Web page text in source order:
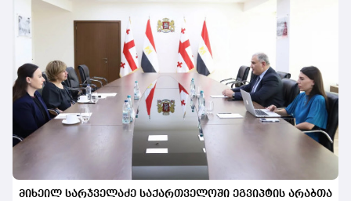
მიხეილ სარჯველაძე საქართველოში ეგვიპტის არაბთა